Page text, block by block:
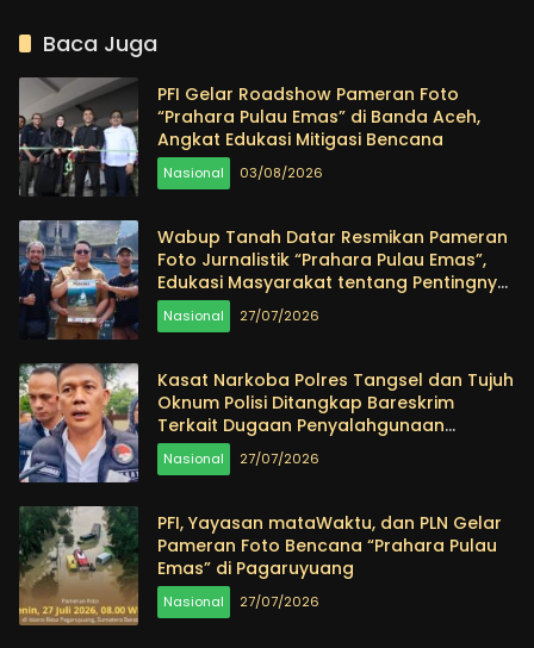
Konstituen ke-22
Baca Juga
PFI Gelar Roadshow Pameran Foto
“Prahara Pulau Emas” di Banda Aceh,
Angkat Edukasi Mitigasi Bencana
Nasional 03/08/2026
Wabup Tanah Datar Resmikan Pameran
Foto Jurnalistik “Prahara Pulau Emas”,
Edukasi Masyarakat tentang Pentingnya
Menjaga Alam
Nasional 27/07/2026
Kasat Narkoba Polres Tangsel dan Tujuh
Oknum Polisi Ditangkap Bareskrim
Terkait Dugaan Penyalahgunaan
Narkoba
Nasional 27/07/2026
PFI, Yayasan mataWaktu, dan PLN Gelar
Pameran Foto Bencana “Prahara Pulau
Emas” di Pagaruyuang
Nasional 27/07/2026